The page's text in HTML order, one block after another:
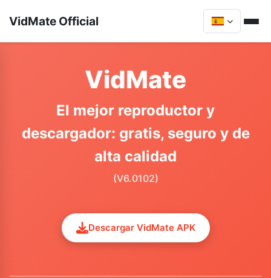
VidMate Official
VidMate
El mejor reproductor y
descargador: gratis, seguro y de
alta calidad
(V6.0102)
Descargar VidMate APK